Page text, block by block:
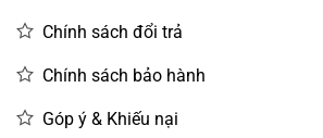
Chính sách đổi trả
Chính sách bảo hành
Góp ý & Khiếu nại